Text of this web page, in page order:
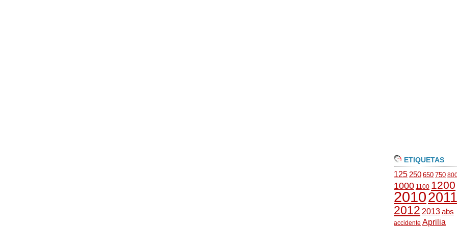
ETIQUETAS
125 250 650 750
1000 1100 1200
20102011
2012 2013abs
accidente Aprilia